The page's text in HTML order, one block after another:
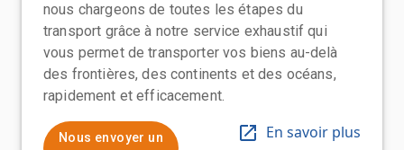
nous chargeons de toutes les étapes du
transport grâce à notre service exhaustif qui
vous permet de transporter vos biens au-delà
des frontières, des continents et des océans,
rapidement et efficacement.
Nous envoyer un
En savoir plus